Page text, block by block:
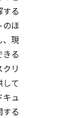
する
のほ
、現
きる
リ
して
キュ
する